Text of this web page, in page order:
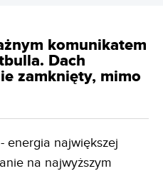
komunikatem
Dach
zamknięty, mimo
energia największej
na najwyższym